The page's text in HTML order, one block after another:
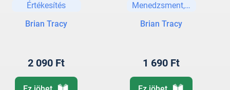
értékesíthetsz
és gyorsabban?
Értékesítés
Brian Tracy
2 090 Ft
Menedzsment, vezetési
Brian Tracy
1 690 Ft